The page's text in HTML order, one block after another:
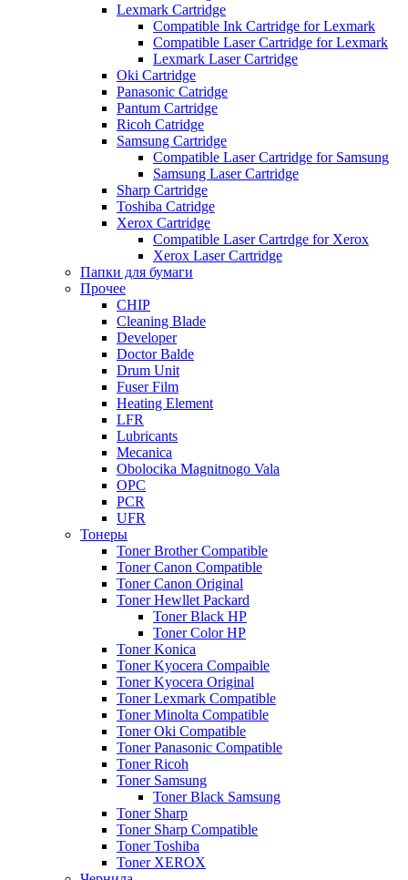
Lexmark Cartridge
Compatible Ink Cartridge for Lexmark
Compatible Laser Cartridge for Lexmark
Lexmark Laser Cartridge
Oki Cartridge
Panasonic Catridge
Pantum Cartridge
Ricoh Catridge
Samsung Cartridge
Compatible Laser Cartridge for Samsung
Samsung Laser Cartridge
Sharp Cartridge
Toshiba Catridge
Xerox Cartridge
Compatible Laser Cartrdge for Xerox
Xerox Laser Cartridge
Папки для бумаги
Прочее
CHIP
Cleaning Blade
Developer
Doctor Balde
Drum Unit
Fuser Film
Heating Element
LFR
Lubricants
Mecanica
Obolocika Magnitnogo Vala
OPC
PCR
UFR
Тонеры
Toner Brother Compatible
Toner Canon Compatible
Toner Canon Original
Toner Hewllet Packard
Toner Black HP
Toner Color HP
Toner Konica
Toner Kyocera Compaible
Toner Kyocera Original
Toner Lexmark Compatible
Toner Minolta Compatible
Toner Oki Compatible
Toner Panasonic Compatible
Toner Ricoh
Toner Samsung
Toner Black Samsung
Toner Sharp
Toner Sharp Compatible
Toner Toshiba
Toner XEROX